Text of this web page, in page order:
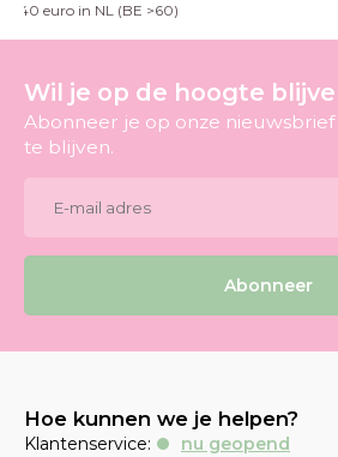
>40 euro in NL (BE >60)
Wil je op de hoogte
Abonneer je op onze
te blijven.
Abonneer
Hoe kunnen we je helpen?
Klantenservice:
nu geopend